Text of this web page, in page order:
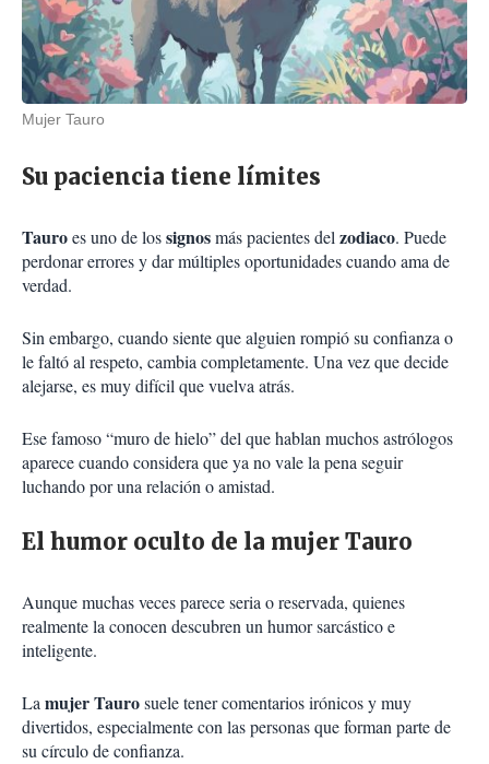
Mujer Tauro
Su paciencia tiene límites
Tauroes uno de lossignosmás pacientes delzodiaco. Puede
perdonar errores y dar múltiples oportunidades cuando ama de
verdad.
Sin embargo, cuando siente que alguien rompió su confianza o
le faltó al respeto, cambia completamente. Una vez que decide
alejarse, es muy difícil que vuelva atrás.
Ese famoso “muro de hielo” del que hablan muchos astrólogos
aparece cuando considera que ya no vale la pena seguir
luchando por una relación o amistad.
El humor oculto de la mujer Tauro
Aunque muchas veces parece seria o reservada, quienes
realmente la conocen descubren un humor sarcástico e
inteligente.
LamujerTaurosuele tener comentarios irónicos y muy
divertidos, especialmente con las personas que forman parte de
su círculo de confianza.